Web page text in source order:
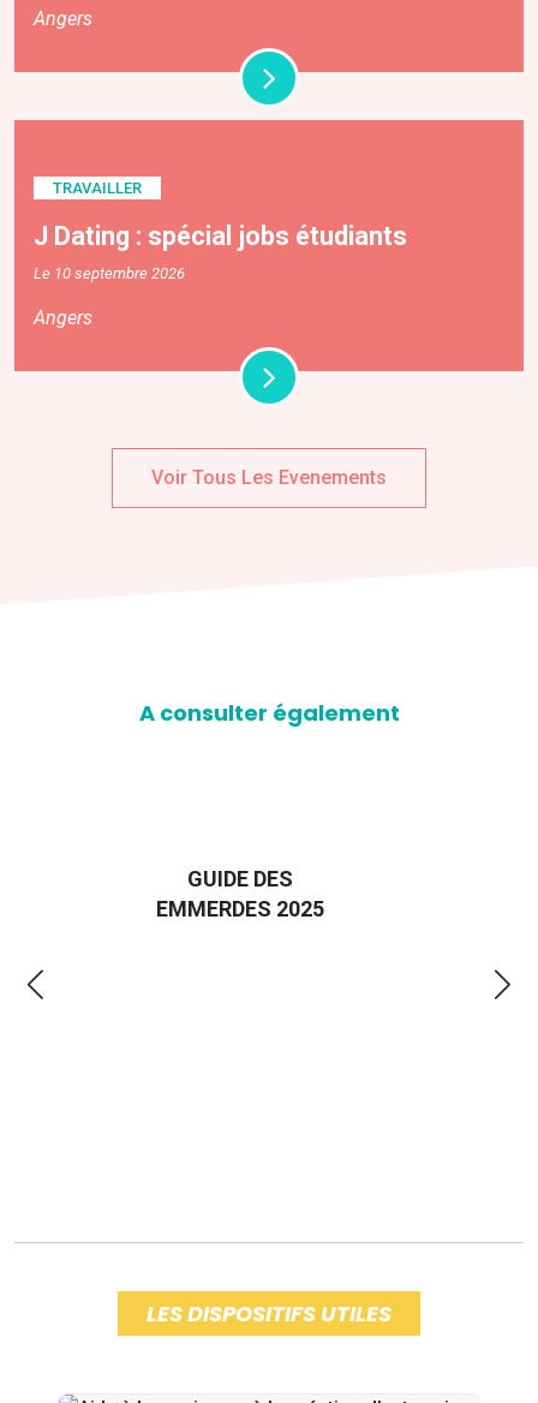
Angers
TRAVAILLER
J Dating : spécial jobs étudiants
Le 10 septembre 2026
Angers
Voir Tous Les Evenements
A consulter également
GUIDE DES
EMMERDES 2025
LES DISPOSITIFS UTILES